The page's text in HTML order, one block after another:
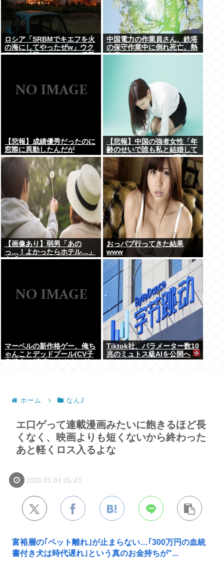
ロシア「SRBMでキエフを火
の海にしてやったぜw」ウク
ライナ「我々もSRBMで反撃
中国電力の作業員さん、鉄塔
の保守作業中に倒れ死亡。熱
中症か
【悲報】成績優秀だったのに
窓際に異動したんだが
【悲報】中国の強者女性「年
齢のせいで誰も私と結婚して
くれない！！」⇒ (※画像あ
り)
【画像あり】弱男「あの
っ…！よかったらホテル…」
女「ぷっwww」⇒！
おっパブ行ってきた結果
www
マーベルの新作格ゲー、俺ち
ゃんことデッドプール(CV子
Tiktok社、パラメーター数10
兆のミュトス級AIを公開へ
ホーム なんJ
エ口ゲって連載漫画みたいに飽きるほど長
くなく、映画よりも短くないから終わった
あと軽くロス入るよな
2020.05.04 05:43
富裕層の｢ペット離れ｣が止まらない…｢300万円の血統
書付き犬は時代遅れ｣という真のお金持ちが"...